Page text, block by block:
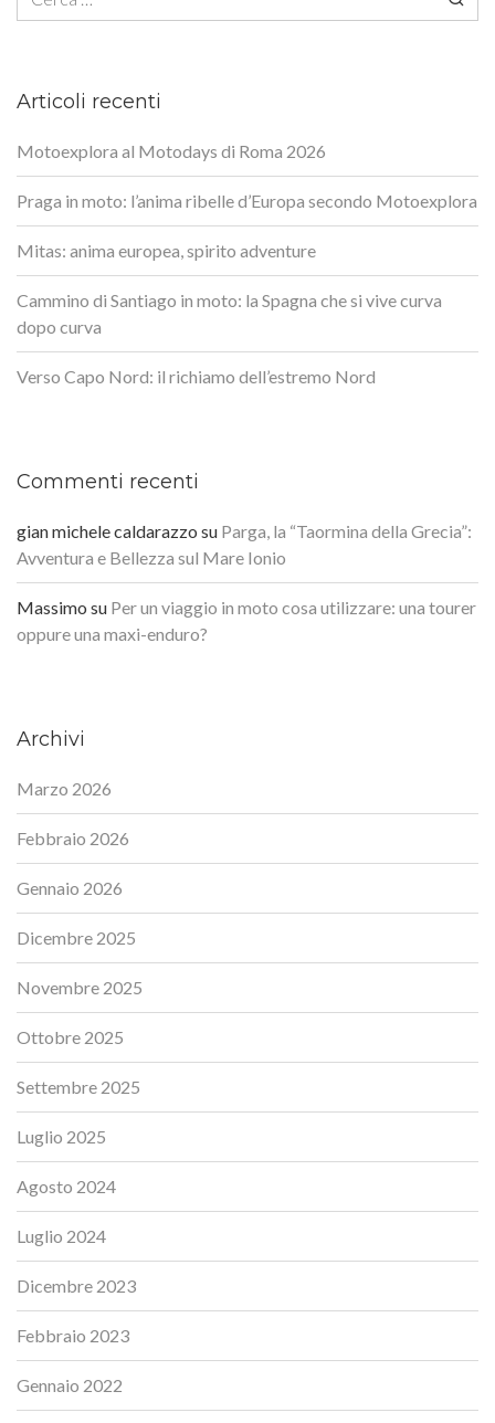
Articoli recenti
Motoexplora al Motodays di Roma 2026
Praga in moto: l’anima ribelle d’Europa secondo Motoexplora
Mitas: anima europea, spirito adventure
Cammino di Santiago in moto: la Spagna che si vive curva
dopo curva
Verso Capo Nord: il richiamo dell’estremo Nord
Commenti recenti
gian michele caldarazzo su Parga, la “Taormina della Grecia”:
Avventura e Bellezza sul Mare Ionio
Massimo su Per un viaggio in moto cosa utilizzare: una tourer
oppure una maxi-enduro?
Archivi
Marzo 2026
Febbraio 2026
Gennaio 2026
Dicembre 2025
Novembre 2025
Ottobre 2025
Settembre 2025
Luglio 2025
Agosto 2024
Luglio 2024
Dicembre 2023
Febbraio 2023
Gennaio 2022